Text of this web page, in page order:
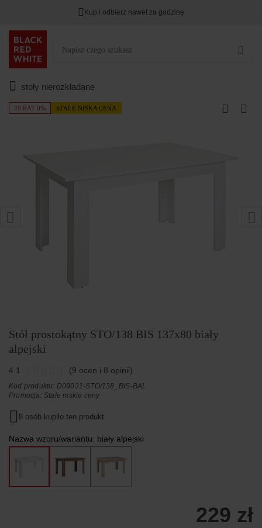
Kup i odbierz nawet za godzinę
stoły nierozkładane
20 RAT 0% STALE NISKA CENA
Stół prostokątny STO/138 BIS 137x80 biały
alpejski
4.1 (9 ocen i 8 opinii)
Kod produktu: D09031-STO/138_BIS-BAL
Promocja: Stale niskie ceny
8 osób kupiło ten produkt
Nazwa wzoru/wariantu: biały alpejski
229 zł